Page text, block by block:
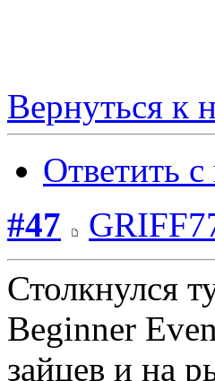
Вернуться к
Ответить с
#47
Столкнулся
Beginner
зайцев и на